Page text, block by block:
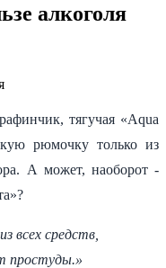
алкоголя
тягучая «Aqua
рюмочку только из
А может, наоборот -
всех средств,
простуды.»